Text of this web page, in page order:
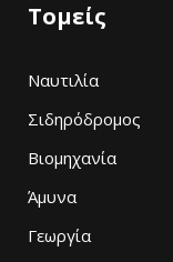
Τομείς
Ναυτιλία
Σιδηρόδρομος
Βιομηχανία
Άμυνα
Γεωργία